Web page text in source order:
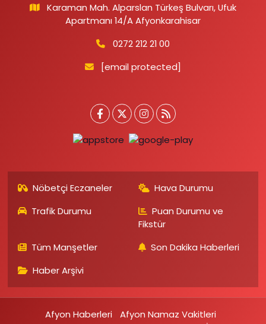
Karaman Mah. Alparslan Türkeş Bulvarı, Ufuk
Apartmanı 14/A Afyonkarahisar
0272 212 21 00
[email protected]
Nöbetçi Eczaneler
Hava Durumu
Trafik Durumu
Puan Durumu ve
Fikstür
Tüm Manşetler
Son Dakika Haberleri
Haber Arşivi
Afyon Haberleri
Afyon Namaz Vakitleri